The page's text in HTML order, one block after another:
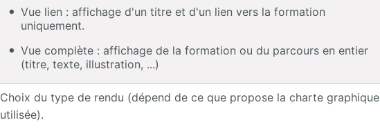
Vue lien : affichage d'un titre et d'un lien vers la formation
uniquement.
Vue complète : affichage de la formation ou du parcours en entier
(titre, texte, illustration, ...)
Choix du type de rendu (dépend de ce que propose la charte graphique
utilisée).